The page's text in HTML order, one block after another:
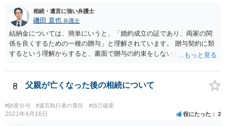
相続・遺言に強い弁護士
磯田 直也 弁護士
結納金については、簡単にいうと、「婚約成立の証であり、両家の関
係を良くするための一種の贈与」と理解されています。 贈与契約に類
するという理解からすると、書面で贈与の約束をしないと相手方は支
ことは困難です。 くれぐれも今後お気をつけください。 弁護士に対応
を依頼されるのも悪くはありませんが、感情的な理由が強いと思いま
8 父親が亡くなった後の相続について
#財産分与 #遺言執行者の選任 #自己破産
2021年4月16日 役にたった 2